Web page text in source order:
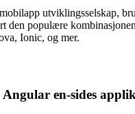
utviklingsselskap,
den populære
Ionic, og mer.
en-sides